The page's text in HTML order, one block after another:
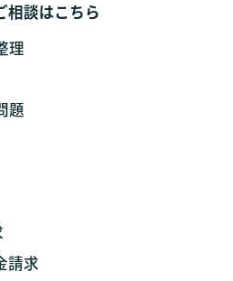
相談はこちら
理
題
請求